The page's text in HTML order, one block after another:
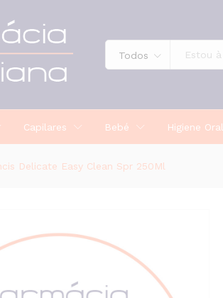
Todos
Capilares Bebé Higiene Oral
Delicate Easy Clean Spr 250Ml